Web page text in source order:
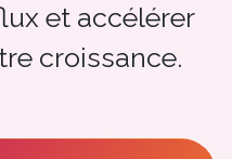
et accélérer
croissance.